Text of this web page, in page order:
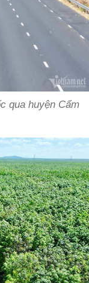
qua huyện Cẩm